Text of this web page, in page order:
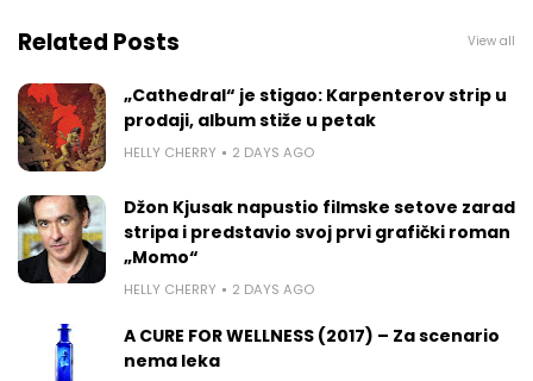
Related Posts View all
„Cathedral“ je stigao: Karpenterov strip u
prodaji, album stiže u petak
HELLY CHERRY 2 DAYS AGO
Džon Kjusak napustio filmske setove zarad
stripa i predstavio svoj prvi grafički roman
„Momo“
HELLY CHERRY 2 DAYS AGO
A CURE FOR WELLNESS (2017) – Za scenario
nema leka